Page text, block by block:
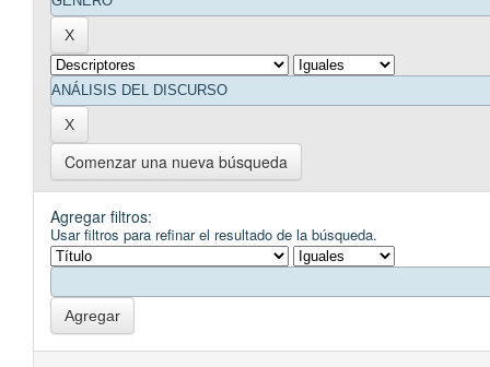
Comenzar una nueva búsqueda
Agregar filtros:
Usar filtros para refinar el resultado de la búsqueda.